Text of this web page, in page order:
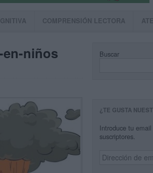
COMPRENSIÓN LECTORA
niños Buscar
¿TE GUSTA
Introduce tu
suscriptores.
Dirección
de